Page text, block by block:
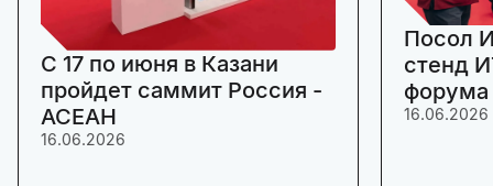
C 17 по июня в Казани
пройдет саммит Россия -
АСЕАН
16.06.2026
Посол
стенд
16.06.2026